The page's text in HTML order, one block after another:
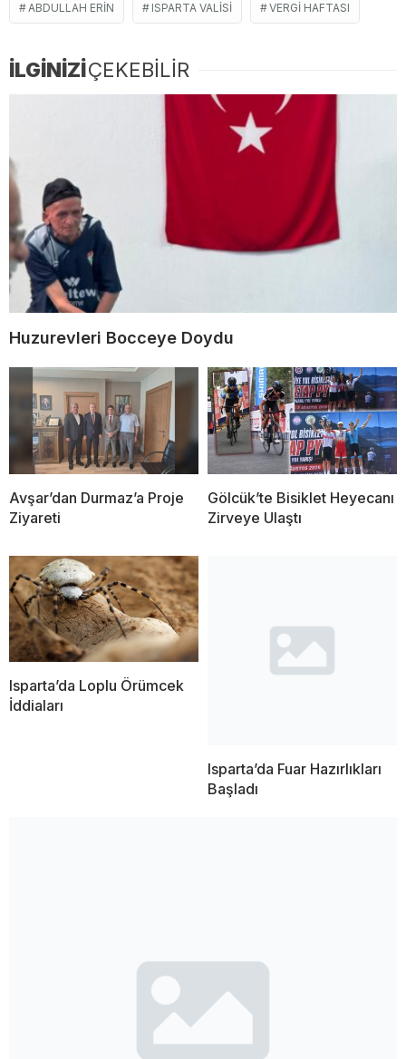
ABDULLAH ERIN ISPARTA VALISI VERGI HAFTASI
İLGİNİZİÇEKEBİLİR
Huzurevleri Bocceye Doydu
Avşar’dan Durmaz’a Proje
Ziyareti
Gölcük’te Bisiklet Heyecanı
Zirveye Ulaştı
Isparta’da Loplu Örümcek
İddiaları
Isparta’da Fuar Hazırlıkları
Başladı